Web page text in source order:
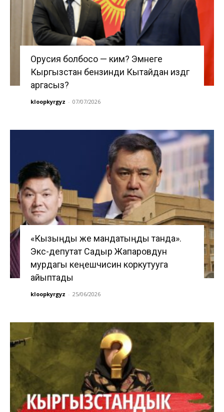
Орусия болбосо — ким? Эмнеге
Кыргызстан бензинди Кытайдан издөөгө
аргасыз?
kloopkyrgyz - 07/07/2026
«Кызыңды же мандатыңды танда».
Экс-депутат Садыр Жапаровдун
мурдагы кеңешчисин коркутууга
айыптады
kloopkyrgyz - 25/06/2026